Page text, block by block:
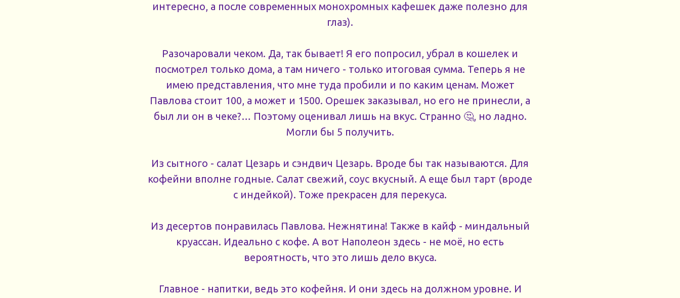
интересно, а после современных монохромных кафешек даже полезно для
глаз).
Разочаровали чеком. Да, так бывает! Я его попросил, убрал в кошелек и
посмотрел только дома, а там ничего - только итоговая сумма. Теперь я не
имею представления, что мне туда пробили и по каким ценам. Может
Павлова стоит 100, а может и 1500. Орешек заказывал, но его не принесли, а
был ли он в чеке?… Поэтому оценивал лишь на вкус. Странно 🤔, но ладно.
Могли бы 5 получить.
Из сытного - салат Цезарь и сэндвич Цезарь. Вроде бы так называются. Для
кофейни вполне годные. Салат свежий, соус вкусный. А еще был тарт (вроде
с индейкой). Тоже прекрасен для перекуса.
Из десертов понравилась Павлова. Нежнятина! Также в кайф - миндальный
круассан. Идеально с кофе. А вот Наполеон здесь - не моё, но есть
вероятность, что это лишь дело вкуса.
Главное - напитки, ведь это кофейня. И они здесь на должном уровне. И